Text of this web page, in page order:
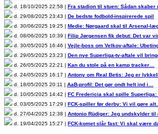
d. 18/10/2025 22:58 | Fra stadion til stuen: Sådan skaber
d. 29/08/2025 23:43 | De bedste fodbold-inspirerede spil
d. 30/06/2025 19:25 | Medie: Nørgaard skal til Arsenal-
d. 08/06/2025 10:39 | Filip Jørgensen fik debut: Det var
d. 30/05/2025 16:46 | Vejle-boss om Velkov-aftale:
d. 29/05/2025 23:23 | Den nye Superliga-tv-aftale vil
d. 26/05/2025 22:21 | Kan du stole på en kamp tracker…
d. 24/05/2025 16:17 | Antony om Real Betis: Jeg er
d. 18/05/2025 20:11 | AaB-profil: Det gør ondt helt ind i…
d. 10/05/2025 14:42 | FC Fredericia skal spille Superliga:
d. 03/05/2025 17:29 | FCK-spiller før derby: Vi vil gøre alt…
d. 27/04/2025 12:38 | Antonio Rüdiger: Jeg undskylder til
d. 19/04/2025 15:27 | FCK-komet slår fast: Vi skal være